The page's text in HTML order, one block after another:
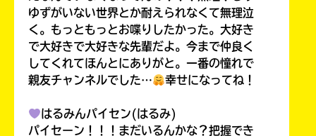
ゆずがいない世界とか耐えられなくて無理泣
く。もっともっとお喋りしたかった。大好き
で大好きで大好きな先輩だよ。今まで仲良く
してくれてほんとにありがと。一番の憧れで
親友チャンネルでした…
幸せになってね！
はるみんパイセン(はるみ)
パイセーン！！！まだいるんかな？把握でき